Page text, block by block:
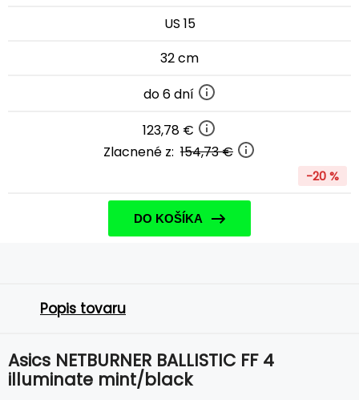
US 15
32 cm
do 6 dní
123,78 €
Zlacnené z: 154,73 €
-20 %
DO KOŠÍKA
Popis tovaru
Asics NETBURNER BALLISTIC FF 4
illuminate mint/black